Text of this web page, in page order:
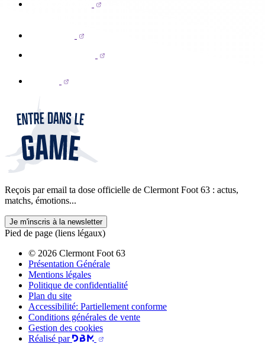
Reçois par email ta dose officielle de Clermont Foot 63 : actus,
matchs, émotions...
Je m'inscris à la newsletter
Pied de page (liens légaux)
© 2026 Clermont Foot 63
Présentation Générale
Mentions légales
Politique de confidentialité
Plan du site
Accessibilité: Partiellement conforme
Conditions générales de vente
Gestion des cookies
Réalisé par